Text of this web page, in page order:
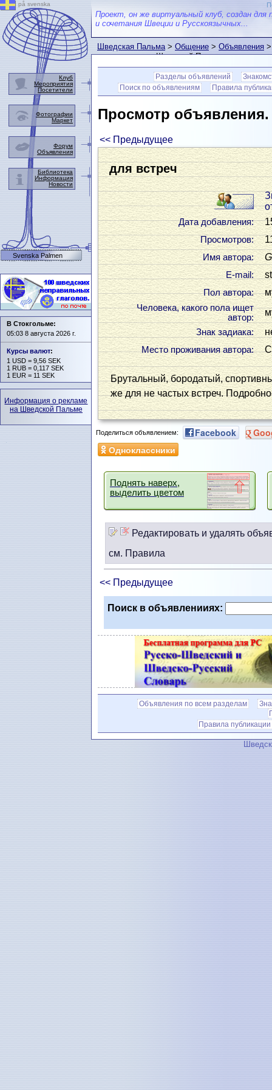
Проект, он же виртуальный клуб, создан для
и сочетания Швеции и Русскоязычных...
Шведская Пальма>Общение>Объявления>
пользователем Шведской Пальмы
Разделы объявлений
Поиск по объявлениям
Правила
Просмотр
<< Предыдущее
для встреч
Дата добавления:
Просмотров:
Имя автора:
Е-mail:
Пол автора:
Человека, какого пола ищет
автор:
Знак задиака:
Место проживания автора:
Брутальный, бородатый,
же для не частых встреч.
Поделиться объявлением: Facebook
Одноклассники
Поднять наверх,
выделить цветом
Редактировать и удалять
см. Правила
<< Предыдущее
Поиск в объявленииях:
Объявления по всем разделам
Правила публикации
på svenska
Клуб
Мероприятия
Посетители
Фотографии
Маркет
Форум
Объявления
Библиотека
Информация
Новости
Svenska Palmen
В Стокгольме:
05:03 8 августа 2026 г.
Курсы валют:
1 USD = 9,56 SEK
1 RUB = 0,117 SEK
1 EUR = 11 SEK
Информация о рекламе
на Шведской Пальме